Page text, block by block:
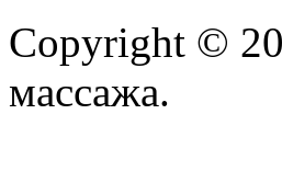
Copyright ©
массажа.